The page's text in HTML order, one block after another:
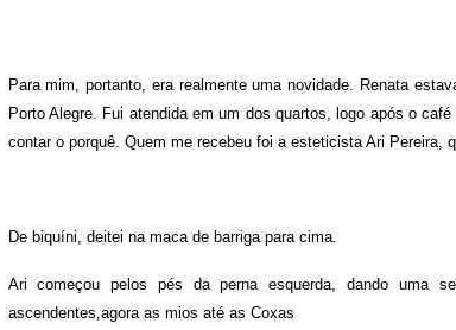
Para mim, portanto, era realmente uma novidade. Renata
Porto Alegre. Fui atendida em um dos quartos, logo após o
contar o porquê. Quem me recebeu foi a esteticista Ari Pereira,
De biquíni, deitei na maca de barriga para cima.
Ari começou pelos pés da perna esquerda, dando uma
ascendentes,agora as mios até as Coxas